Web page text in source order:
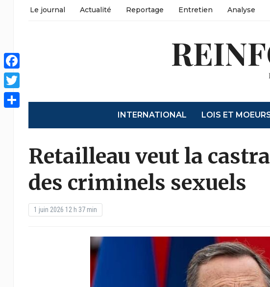
Le journal Actualité Reportage Entretien Analyse
INTERNATIONAL LOIS ET
Retailleau veut la
des criminels sexuels
1 juin 2026 12 h 37 min
Facebook
Twitter